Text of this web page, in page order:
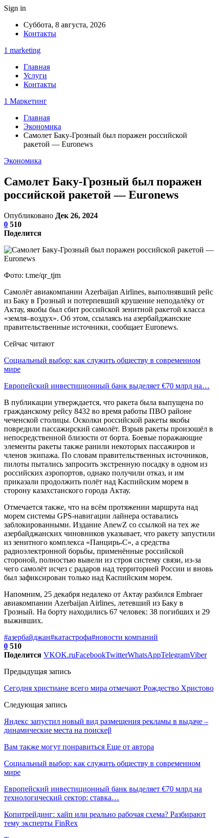
Sign in
Суббота, 8 августа, 2026
Контакты
1 marketing
Главная
Услуги
Контакты
1 Маркетинг
Главная
Экономика
Самолет Баку-Грозный был поражен российской
ракетой — Euronews
Экономика
Самолет Баку-Грозный был поражен
российской ракетой — Euronews
Опубликовано Дек 26, 2024
0 510
Поделится
Фото: t.me/qr_tjm
Самолёт авиакомпании Azerbaijan Airlines, выполнявший рейс
из Баку в Грозный и потерпевший крушение неподалёку от
Актау, якобы был сбит российской зенитной ракетой класса
«земля–воздух». Об этом, ссылаясь на азербайджанские
правительственные источники, сообщает Euronews.
Сейчас читают
Социальный выбор: как служить обществу в современном
мире
Европейский инвестиционный банк выделяет €70 млрд на…
В публикации утверждается, что ракета была выпущена по
гражданскому рейсу 8432 во время работы ПВО районе
чеченской столицы. Осколки российской ракеты якобы
повредили пассажирский самолёт. Взрыв ракеты произошёл в
непосредственной близости от борта. Боевые поражающие
элементы ракеты также ранили некоторых пассажиров и
членов экипажа. По словам правительственных источников,
пилоты пытались запросить экстренную посадку в одном из
российских аэропортов, однако получили отказ, и им
приказали продолжить полёт над Каспийским морем в
сторону казахстанского города Актау.
Отмечается также, что на всём протяжении маршрута над
морем системы GPS-навигации лайнера оставались
заблокированными. Издание AnewZ со ссылкой на тех же
азербайджанских чиновников указывает, что ракету запустили
из зенитного комплекса «Панцирь-С», а средства
радиоэлектронной борьбы, применённые российской
стороной, полностью вывели из строя систему связи, из-за
чего самолёт исчез с радаров над территорией России и вновь
был зафиксирован только над Каспийским морем.
Напомним, 25 декабря недалеко от Актау разбился Embraer
авиакомпании Azerbaijan Airlines, летевший из Баку в
Грозный. На борту находились 67 человек: 38 погибших и 29
выживших.
#азербайджан#катастрофа#новости компаний
0 510
Поделится VKOK.ruFacebookTwitterWhatsAppTelegramViber
Предыдущая запись
Сегодня христиане всего мира отмечают Рождество Христово
Следующая запись
Яндекс запустил новый вид размещения рекламы в выдаче –
динамические места на поискеβ
Вам также могут понравиться Еще от автора
Социальный выбор: как служить обществу в современном
мире
Европейский инвестиционный банк выделяет €70 млрд на
технологический сектор: ставка…
Копитрейдинг: хайп или реально рабочая схема? Разбирают
тему эксперты FinRex